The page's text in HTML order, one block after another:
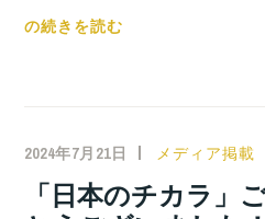
ま
メ
募
の続きを読む
2024年7月21日
小
宮
位
メディア掲載
「日本のチカラ」